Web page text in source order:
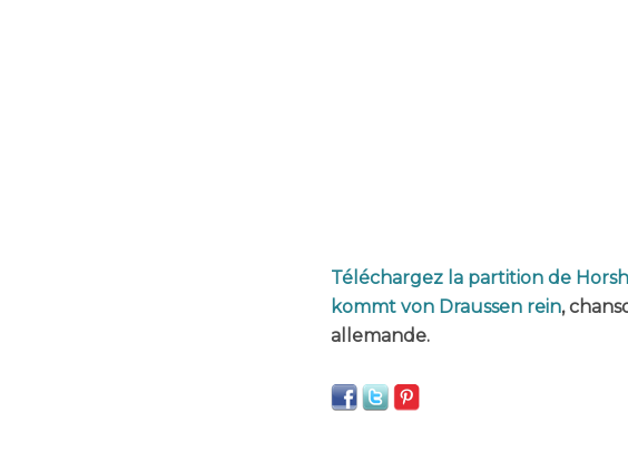
Téléchargez la partition de
kommt von Draussen rein,
allemande.